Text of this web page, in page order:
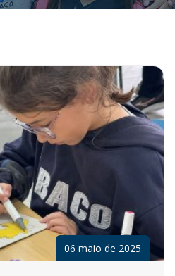
06 maio de 2025